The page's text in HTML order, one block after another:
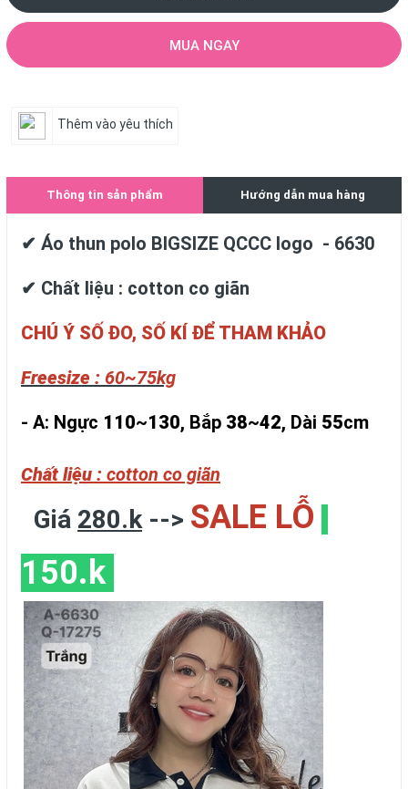
MUA NGAY
Thêm vào yêu thích
Thông tin sản phẩm Hướng dẫn mua hàng
✔ Áo thun polo BIGSIZE QCCC logo - 6630
✔ Chất liệu : cotton co giãn
CHÚ Ý SỐ ĐO, SỐ KÍ ĐỂ THAM KHẢO
Freesize : 60~75kg
- A: Ngực 110~130, Bắp 38~42, Dài 55cm
Chất liệu : cotton co giãn
Giá 280.k--> SALE LỖ
150.k